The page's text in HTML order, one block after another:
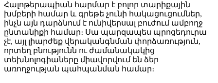
Հալոթերապիան հարմար է բոլոր տարիքային
խմբերի համար և գրեթե չունի հակացուցումներ,
ինչն այն դարձնում է ունիվերսալ բուժում ամբողջ
ընտանիքի համար։ Սա պարզապես պրոցեդուրա
չէ, այլ լիարժեք վերականգնման փորձառություն,
որտեղ բնությունն ու ժամանակակից
տեխնոլոգիաները միավորվում են ձեր
առողջության պահպանման համար։